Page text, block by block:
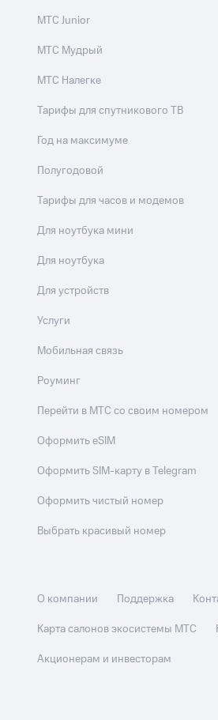
МТС Junior
МТС Мудрый
МТС Налегке
Тарифы для спутникового ТВ
Год на максимуме
Полугодовой
Тарифы для часов и модемов
Для ноутбука мини
Для ноутбука
Для устройств
Услуги
Мобильная связь
Роуминг
Перейти в МТС со своим номером
Оформить eSIM
Оформить SIM-карту в Telegram
Оформить чистый номер
Выбрать красивый номер
О компании Поддержка
Карта салонов экосистемы МТС
Акционерам и инвесторам